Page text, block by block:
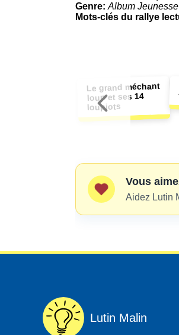
Genre: Album Jeunesse
Mots-clés du rallye
Le grand méchant
loup et ses 14
loupiots
Vous
Aidez Lutin
Lutin Malin